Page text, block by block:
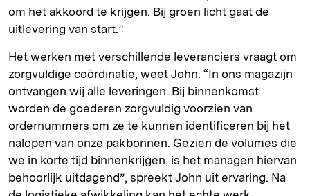
om het akkoord te krijgen. Bij groen licht gaat de
uitlevering van start.”
Het werken met verschillende leveranciers vraagt om
zorgvuldige coördinatie, weet John. “In ons magazijn
ontvangen wij alle leveringen. Bij binnenkomst
worden de goederen zorgvuldig voorzien van
ordernummers om ze te kunnen identificeren bij het
nalopen van onze pakbonnen. Gezien de volumes die
we in korte tijd binnenkrijgen, is het managen hiervan
behoorlijk uitdagend”, spreekt John uit ervaring. Na